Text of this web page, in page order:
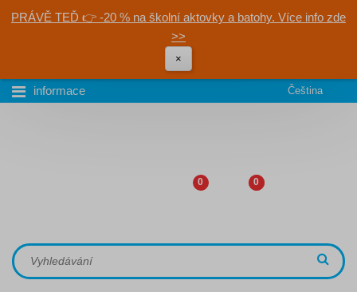
PRÁVĚ TEĎ 👉 -20 % na školní aktovky a batohy. Více info zde
>>
×
informace Čeština
0 0